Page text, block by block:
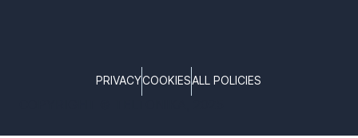
PRIVACYCOOKIESALL POLICIES